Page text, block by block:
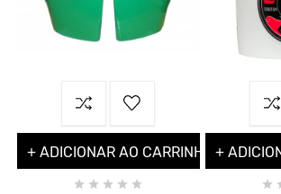
+ ADICIONAR AO CARRINHO
    
+
